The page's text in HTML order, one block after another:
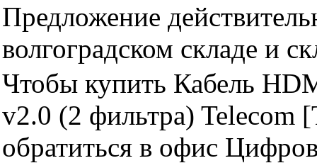
Предложение
волгоградском складе и
Чтобы купить Кабель
v2.0 (2 фильтра) Telecom
обратиться в офис